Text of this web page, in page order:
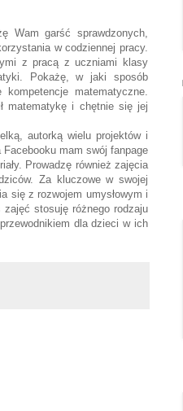
Wam garść sprawdzonych,
w codziennej pracy.
z pracą z uczniami klasy
Pokażę, w jaki sposób
matematyczne.
matematykę i chętnie się jej
autorką wielu projektów i
mam swój fanpage
Prowadzę również zajęcia
Za kluczowe w swojej
się z rozwojem umysłowym i
stosuję różnego rodzaju
dla dzieci w ich